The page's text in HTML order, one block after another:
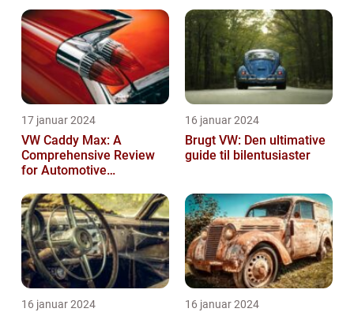
17 januar 2024
VW Caddy Max: A
Comprehensive Review
for Automotive
16 januar 2024
Brugt VW: Den ultimative
guide til bilentusiaster
16 januar 2024 16 januar 2024